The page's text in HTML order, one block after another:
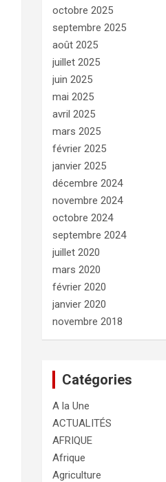
octobre 2025
septembre 2025
août 2025
juillet 2025
juin 2025
mai 2025
avril 2025
mars 2025
février 2025
janvier 2025
décembre 2024
novembre 2024
octobre 2024
septembre 2024
juillet 2020
mars 2020
février 2020
janvier 2020
novembre 2018
Catégories
A la Une
ACTUALITÉS
AFRIQUE
Afrique
Agriculture